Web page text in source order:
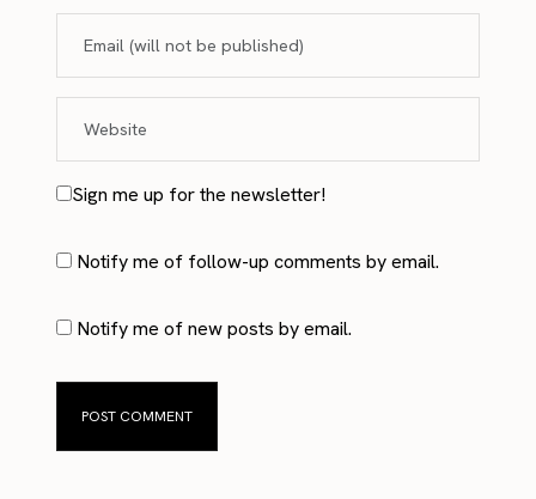
Sign me up for the newsletter!
Notify me of follow-up comments by email.
Notify me of new posts by email.